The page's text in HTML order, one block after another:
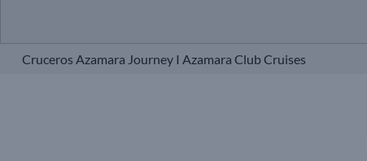
Cruceros Azamara Journey I Azamara Club Cruises